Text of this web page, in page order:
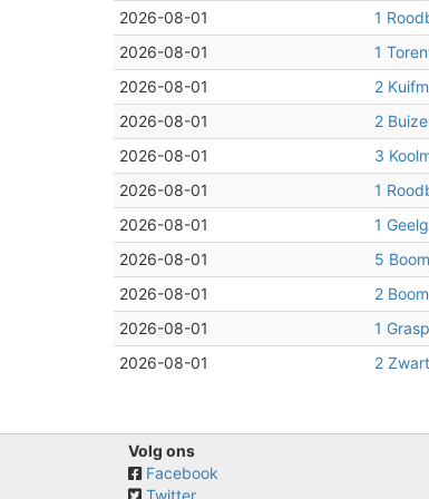
2026-08-01
1
2026-08-01
1
2026-08-01
2
2026-08-01
2
2026-08-01
3
2026-08-01
1
2026-08-01
1
2026-08-01
5
2026-08-01
2
2026-08-01
1
2026-08-01
2
Volg ons
Facebook
Twitter